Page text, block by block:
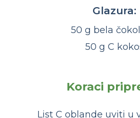
Glazura:
50 g bela
50 g C
Koraci
List C oblande uviti u